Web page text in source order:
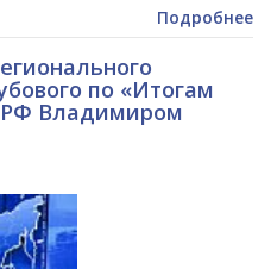
Подробнее
по «Итогам
РФ Владимиром